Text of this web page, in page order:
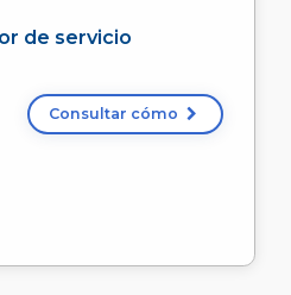
de servicio
Consultar cómo